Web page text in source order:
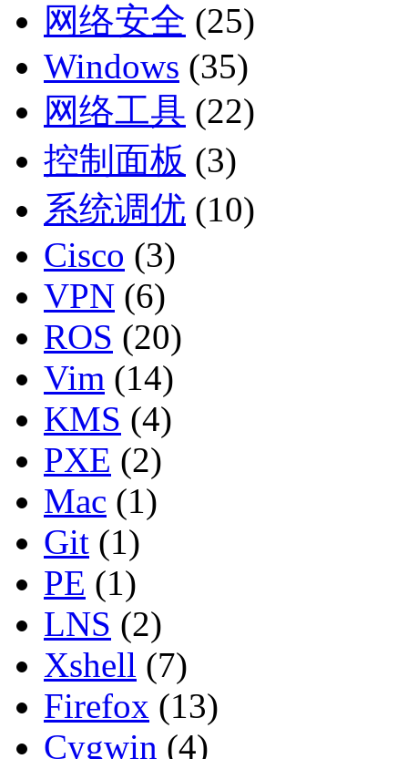
网络安全 (25)
Windows (35)
网络工具 (22)
控制面板 (3)
系统调优 (10)
Cisco (3)
VPN (6)
ROS (20)
Vim (14)
KMS (4)
PXE (2)
Mac (1)
Git (1)
PE (1)
LNS (2)
Xshell (7)
Firefox (13)
Cygwin (4)